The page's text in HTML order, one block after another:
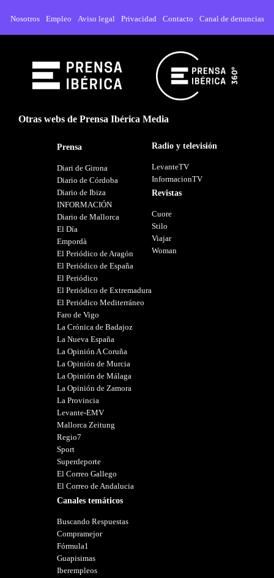
Nosotros Empleo Aviso legal Privacidad Contacto Canal de denuncias
Otras webs de Prensa Ibérica Media
Prensa
Diari de Girona
Diario de Córdoba
Diario de Ibiza
INFORMACIÓN
Diario de Mallorca
El Día
Empordà
El Periódico de Aragón
El Periódico de España
El Periódico
El Periódico de Extremadura
El Periódico Mediterráneo
Faro de Vigo
La Crónica de Badajoz
La Nueva España
La Opinión A Coruña
La Opinión de Murcia
La Opinión de Málaga
La Opinión de Zamora
La Provincia
Levante-EMV
Mallorca Zeitung
Regio7
Sport
Superdeporte
El Correo Gallego
El Correo de Andalucia
Canales temáticos
Buscando Respuestas
Compramejor
Fórmula1
Guapisimas
Iberempleos
Radio y televisión
LevanteTV
InformacionTV
Revistas
Cuore
Stilo
Viajar
Woman